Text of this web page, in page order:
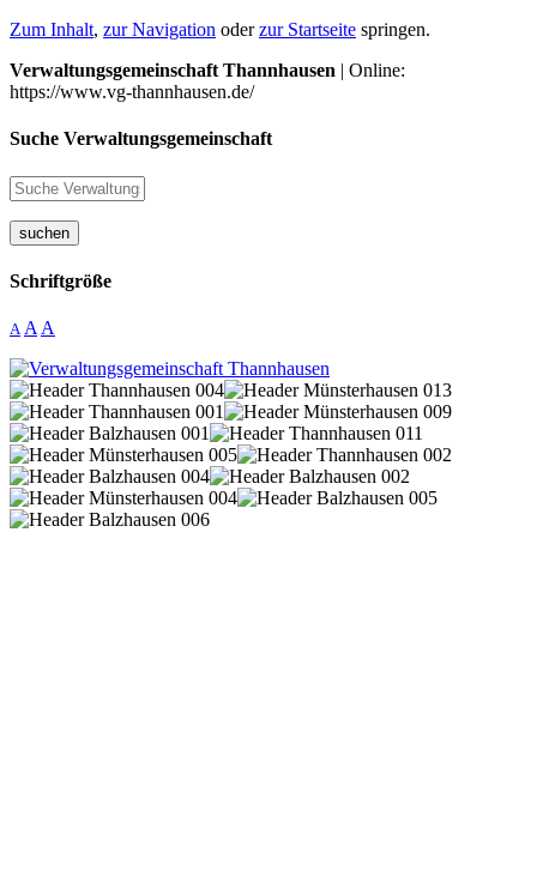
Zum Inhalt, zur Navigation oderzur Startseite springen.
Verwaltungsgemeinschaft Thannhausen | Online:
https://www.vg-thannhausen.de/
Suche Verwaltungsgemeinschaft
suchen
Schriftgröße
A A A